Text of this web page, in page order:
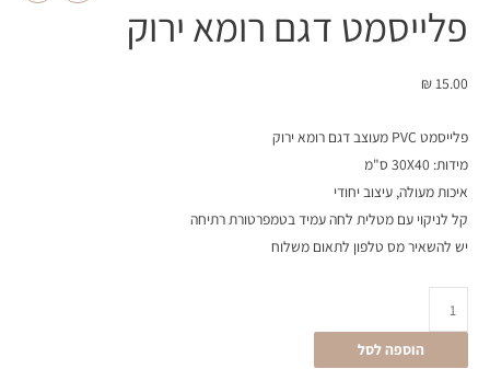
פלייסמט דגם רומא ירוק
₪15.00
פלייסמט PVC מעוצב דגם רומא ירוק
מידות: 30X40 ס"מ
איכות מעולה, עיצוב יחודי
קל לניקוי עם מטלית לחה עמיד בטמפרטורת רתיחה
יש להשאיר מס טלפון לתאום משלוח
הוספה לסל